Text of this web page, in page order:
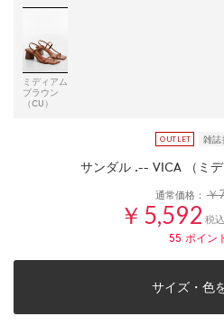
ミディアム
ブラウン
（CU）
雑誌
サンダル .-- VICA （ミデ
通常価格：￥
￥5,592 税込
55 ポイン
サイズ・色